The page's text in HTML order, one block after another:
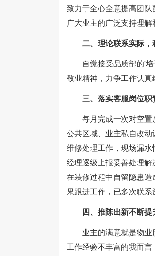
致力于全心全意提高团
广大业主的广泛支持理解
二、理论联系实际，
自觉接受品质部的'培
敬业精神，力争工作认真
三、落实客服岗位职
每月完成一次对空置房
公共区域、业主私自改
维修处理工作，现场漏
经理逐级上报妥善处理
在装修过程中自留隐患
果跟进工作，已多次联系
四、推陈出新不断提
业主的满意就是物业服
工作经验不丰富的我而